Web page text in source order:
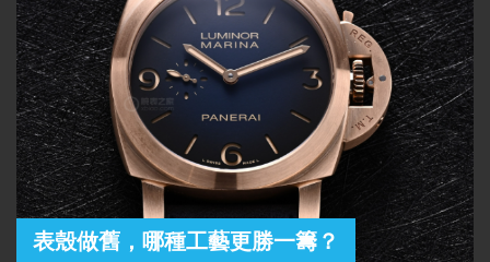
表殼做舊，哪種工藝更勝一籌？